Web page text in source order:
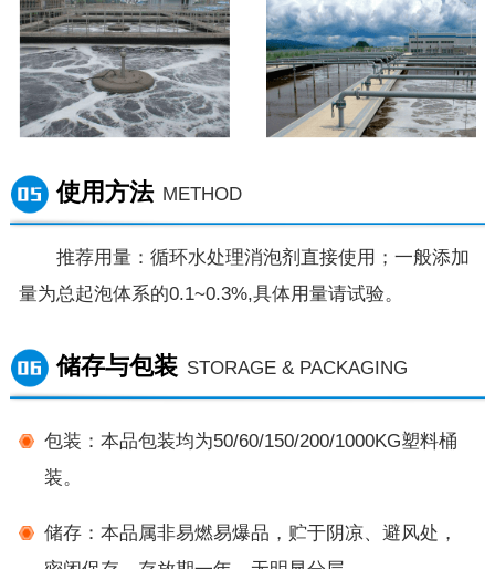
使用方法 METHOD
推荐用量：循环水处理消泡剂直接使用；一般添加
量为总起泡体系的0.1~0.3%,具体用量请试验。
储存与包装 STORAGE & PACKAGING
包装：本品包装均为50/60/150/200/1000KG塑料桶
装。
储存：本品属非易燃易爆品，贮于阴凉、避风处，